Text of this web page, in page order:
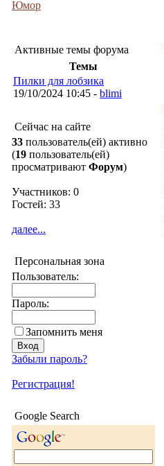
Юмор
Активные темы форума
Темы
Пилки для лобзика
19/10/2024 10:45 - blimi
Сейчас на сайте
33 пользователь(ей) активно
(19 пользователь(ей)
просматривают Форум)
Участников: 0
Гостей: 33
далее...
Персональная зона
Пользователь:
Пароль:
Запомнить меня
Забыли пароль?
Регистрация!
Google Search